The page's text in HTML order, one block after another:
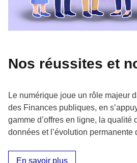
Nos réussites et
Le numérique joue un rôle majeur
des Finances publiques, en
gamme d’offres en ligne, la qualité
données et l’évolution permanente
En savoir plus